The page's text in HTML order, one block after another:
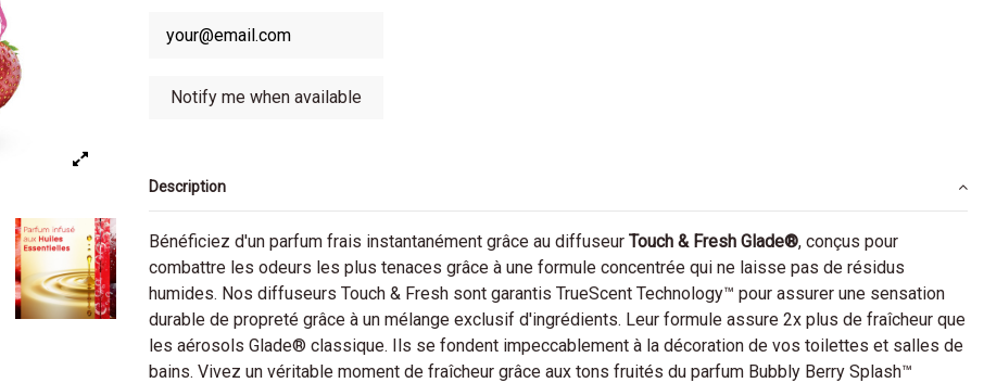
Description
Bénéficiez d'un parfum frais instantanément grâce au diffuseur Touch & Fresh Glade®, conçus pour
combattre les odeurs les plus tenaces grâce à une formule concentrée qui ne laisse pas de résidus
humides. Nos diffuseurs Touch & Fresh sont garantis TrueScent Technology™ pour assurer une sensation
durable de propreté grâce à un mélange exclusif d'ingrédients. Leur formule assure 2x plus de fraîcheur que
les aérosols Glade® classique. Ils se fondent impeccablement à la décoration de vos toilettes et salles de
bains. Vivez un véritable moment de fraîcheur grâce aux tons fruités du parfum Bubbly Berry Splash™